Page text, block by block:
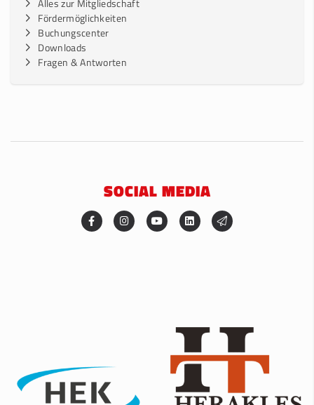
Alles zur Mitgliedschaft
Fördermöglichkeiten
Buchungscenter
Downloads
Fragen & Antworten
SOCIAL MEDIA